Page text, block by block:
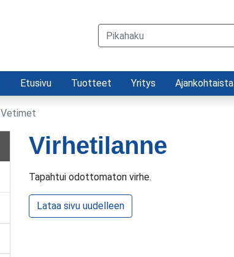
Etusivu Tuotteet Yritys Ajankohtaista
Vetimet
Virhetilanne
Tapahtui odottomaton virhe.
Lataa sivu uudelleen